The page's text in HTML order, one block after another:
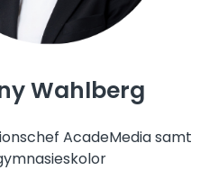
Wahlberg
AcadeMedia samt